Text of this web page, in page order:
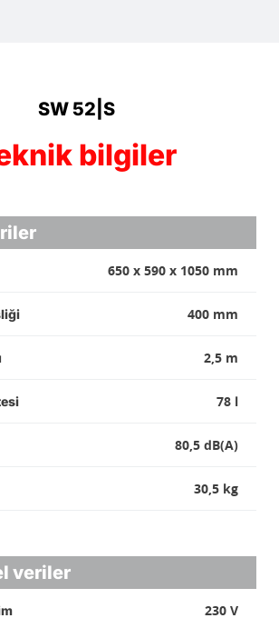
SW 52|S
bilgiler
650 x 590 x 1050 mm
400 mm
2,5 m
78 l
80,5 dB(A)
30,5 kg
veriler
230 V